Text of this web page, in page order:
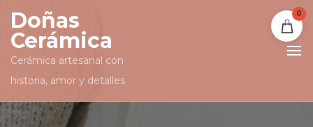
0
Doñas
Cerámica
Cerámica artesanal con
historia, amor y detalles